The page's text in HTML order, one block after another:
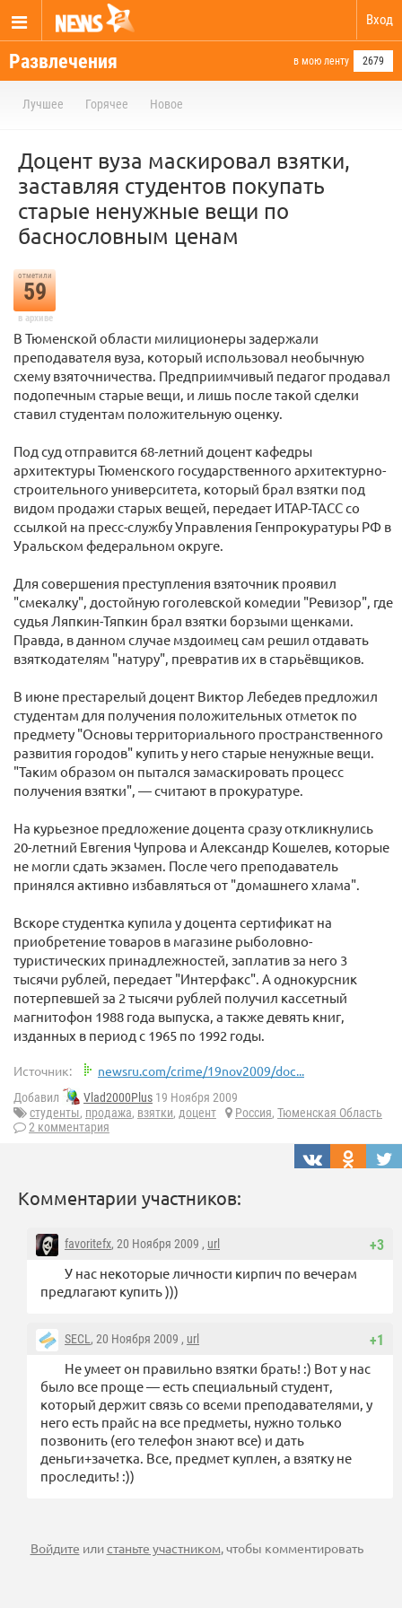
Вход
Развлечения в мою ленту 2679
Лучшее Горячее Новое
Доцент вуза маскировал взятки,
заставляя студентов покупать
старые ненужные вещи по
баснословным ценам
отметили
59
в архиве
В Тюменской области милиционеры задержали
преподавателя вуза, который использовал необычную
схему взяточничества. Предприимчивый педагог продавал
подопечным старые вещи, и лишь после такой сделки
ставил студентам положительную оценку.
Под суд отправится 68-летний доцент кафедры
архитектуры Тюменского государственного архитектурно-
строительного университета, который брал взятки под
видом продажи старых вещей, передает ИТАР-ТАСС со
ссылкой на пресс-службу Управления Генпрокуратуры РФ в
Уральском федеральном округе.
Для совершения преступления взяточник проявил
"смекалку", достойную гоголевской комедии "Ревизор", где
судья Ляпкин-Тяпкин брал взятки борзыми щенками.
Правда, в данном случае мздоимец сам решил отдавать
взяткодателям "натуру", превратив их в старьёвщиков.
В июне престарелый доцент Виктор Лебедев предложил
студентам для получения положительных отметок по
предмету "Основы территориального пространственного
развития городов" купить у него старые ненужные вещи.
"Таким образом он пытался замаскировать процесс
получения взятки", — считают в прокуратуре.
На курьезное предложение доцента сразу откликнулись
20-летний Евгения Чупрова и Александр Кошелев, которые
не могли сдать экзамен. После чего преподаватель
принялся активно избавляться от "домашнего хлама".
Вскоре студентка купила у доцента сертификат на
приобретение товаров в магазине рыболовно-
туристических принадлежностей, заплатив за него 3
тысячи рублей, передает "Интерфакс". А однокурсник
потерпевшей за 2 тысячи рублей получил кассетный
магнитофон 1988 года выпуска, а также девять книг,
изданных в период с 1965 по 1992 годы.
Источник: newsru.com/crime/19nov2009/doc...
Добавил Vlad2000Plus 19 Ноября 2009
студенты, продажа, взятки, доцент Россия, Тюменская Область
2 комментария
Комментарии участников:
+3
favoritefx, 20 Ноября 2009 , url
У нас некоторые личности кирпич по вечерам
предлагают купить )))
+1
SECL, 20 Ноября 2009 , url
Не умеет он правильно взятки брать! :) Вот у нас
было все проще — есть специальный студент,
который держит связь со всеми преподавателями, у
него есть прайс на все предметы, нужно только
позвонить (его телефон знают все) и дать
деньги+зачетка. Все, предмет куплен, а взятку не
проследить! :))
Войдите илистаньте участником, чтобы комментировать